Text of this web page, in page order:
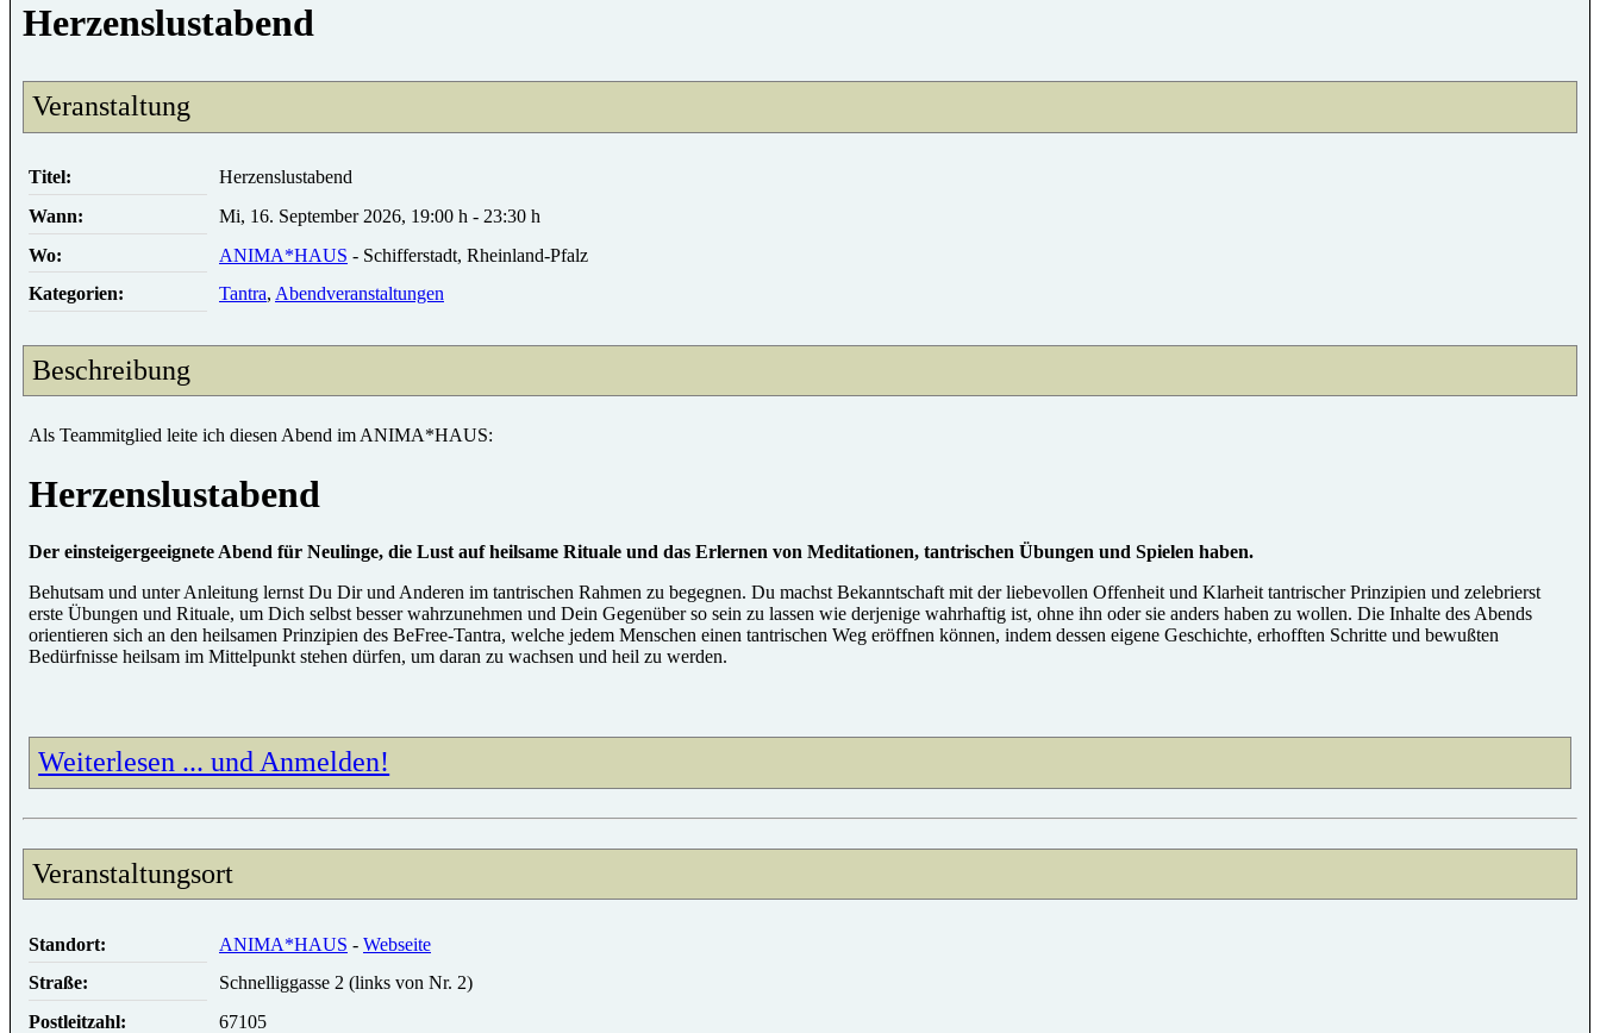
Herzenslustabend
Veranstaltung
Titel:
Herzenslustabend
Wann:
Mi, 16. September 2026, 19:00 h - 23:30 h
Wo:
ANIMA*HAUS - Schifferstadt, Rheinland-Pfalz
Kategorien:
Tantra, Abendveranstaltungen
Beschreibung
Als Teammitglied leite ich diesen Abend im ANIMA*HAUS:
Herzenslustabend
Der einsteigergeeignete Abend für Neulinge, die Lust auf heilsame Rituale und das Erlernen von Meditationen, tantrischen Übungen und Spielen haben.
Behutsam und unter Anleitung lernst Du Dir und Anderen im tantrischen Rahmen zu begegnen. Du machst Bekanntschaft mit der liebevollen Offenheit und Klarheit tantrischer Prinzipien und zelebrierst
erste Übungen und Rituale, um Dich selbst besser wahrzunehmen und Dein Gegenüber so sein zu lassen wie derjenige wahrhaftig ist, ohne ihn oder sie anders haben zu wollen. Die Inhalte des Abends
orientieren sich an den heilsamen Prinzipien des BeFree-Tantra, welche jedem Menschen einen tantrischen Weg eröffnen können, indem dessen eigene Geschichte, erhofften Schritte und bewußten
Bedürfnisse heilsam im Mittelpunkt stehen dürfen, um daran zu wachsen und heil zu werden.
Weiterlesen ... und Anmelden!
Veranstaltungsort
Standort: ANIMA*HAUS - Webseite
Straße:
Schnelliggasse 2 (links von Nr. 2)
Postleitzahl:
67105